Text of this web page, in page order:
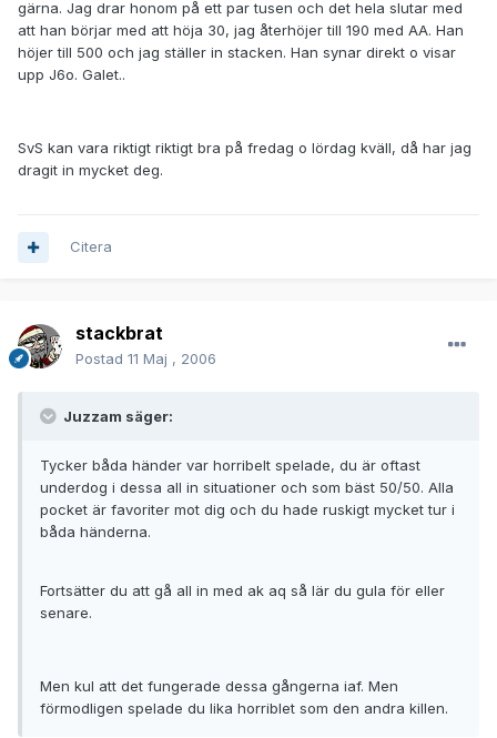
gärna. Jag drar honom på ett par tusen och det hela slutar med
att han börjar med att höja 30, jag återhöjer till 190 med AA. Han
höjer till 500 och jag ställer in stacken. Han synar direkt o visar
upp J6o. Galet..
SvS kan vara riktigt riktigt bra på fredag o lördag kväll, då har jag
dragit in mycket deg.
Citera
stackbrat
Postad 11 Maj , 2006
Juzzam säger:
Tycker båda händer var horribelt spelade, du är oftast
underdog i dessa all in situationer och som bäst 50/50. Alla
pocket är favoriter mot dig och du hade ruskigt mycket tur i
båda händerna.
Fortsätter du att gå all in med ak aq så lär du gula för eller
senare.
Men kul att det fungerade dessa gångerna iaf. Men
förmodligen spelade du lika horriblet som den andra killen.